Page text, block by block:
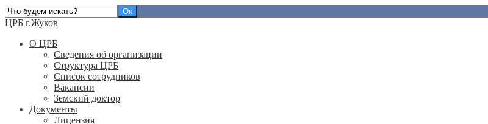
ЦРБ г.Жуков
О ЦРБ
Сведения об организации
Структура ЦРБ
Список сотрудников
Вакансии
Земский доктор
Документы
Лицензия